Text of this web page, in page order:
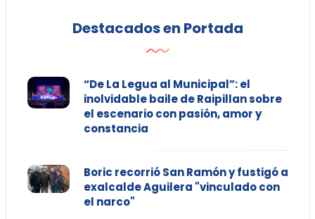
Destacados en Portada
“De La Legua al Municipal”: el
inolvidable baile de Raipillan sobre
el escenario con pasión, amor y
constancia
Boric recorrió San Ramón y fustigó a
exalcalde Aguilera "vinculado con
el narco"